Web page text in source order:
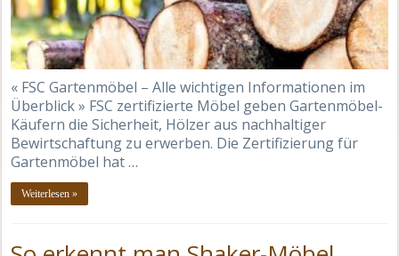
« FSC Gartenmöbel – Alle wichtigen Informationen im
Überblick » FSC zertifizierte Möbel geben Gartenmöbel-
Käufern die Sicherheit, Hölzer aus nachhaltiger
Bewirtschaftung zu erwerben. Die Zertifizierung für
Gartenmöbel hat …
Weiterlesen »